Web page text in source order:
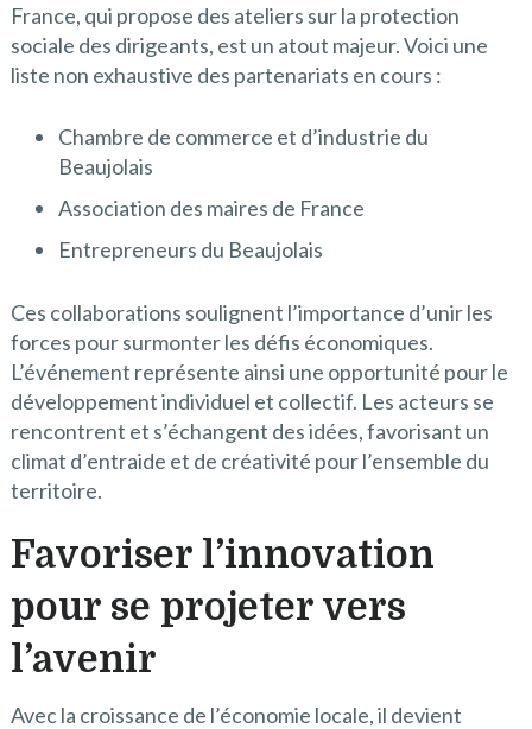
France, qui propose des ateliers sur la protection
sociale des dirigeants, est un atout majeur. Voici une
liste non exhaustive des partenariats en cours :
Chambre de commerce et d’industrie du
Beaujolais
Association des maires de France
Entrepreneurs du Beaujolais
Ces collaborations soulignent l’importance d’unir les
forces pour surmonter les défis économiques.
L’événement représente ainsi une opportunité pour le
développement individuel et collectif. Les acteurs se
rencontrent et s’échangent des idées, favorisant un
climat d’entraide et de créativité pour l’ensemble du
territoire.
Favoriser l’innovation
pour se projeter vers
l’avenir
Avec la croissance de l’économie locale, il devient